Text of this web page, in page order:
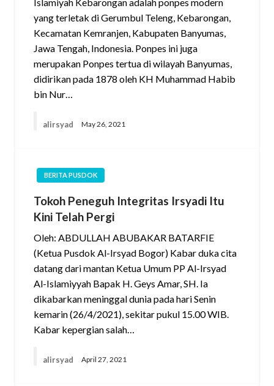
yang terletak di Gerumbul Teleng, Kebarongan,
Kecamatan Kemranjen, Kabupaten Banyumas,
Jawa Tengah, Indonesia. Ponpes ini juga
merupakan Ponpes tertua di wilayah Banyumas,
didirikan pada 1878 oleh KH Muhammad Habib
bin Nur…
alirsyad May 26, 2021
BERITA PUSDOK
Tokoh Peneguh Integritas Irsyadi Itu
Kini Telah Pergi
Oleh: ABDULLAH ABUBAKAR BATARFIE
(Ketua Pusdok Al-Irsyad Bogor) Kabar duka cita
datang dari mantan Ketua Umum PP Al-Irsyad
Al-Islamiyyah Bapak H. Geys Amar, SH. Ia
dikabarkan meninggal dunia pada hari Senin
kemarin (26/4/2021), sekitar pukul 15.00 WIB.
Kabar kepergian salah…
alirsyad April 27, 2021